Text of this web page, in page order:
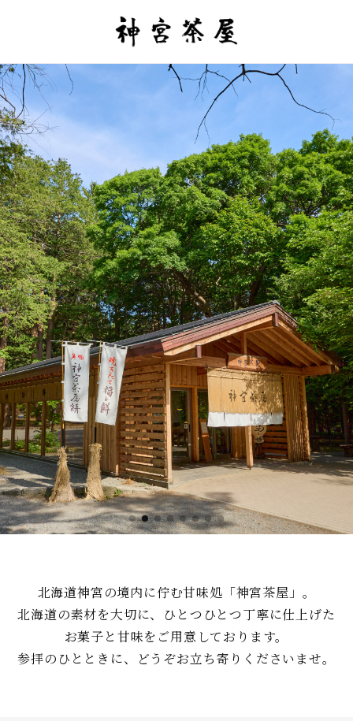
北海道神宮の境内に佇む甘味処「神宮茶屋」。
北海道の素材を大切に、ひとつひとつ丁寧に仕上げた
お菓子と甘味をご用意しております。
参拝のひとときに、どうぞお立ち寄りくださいませ。